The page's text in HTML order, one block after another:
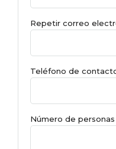
Repetir correo
Teléfono de
Número de personas